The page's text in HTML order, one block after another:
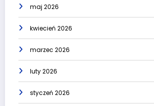
maj 2026
kwiecień 2026
marzec 2026
luty 2026
styczeń 2026